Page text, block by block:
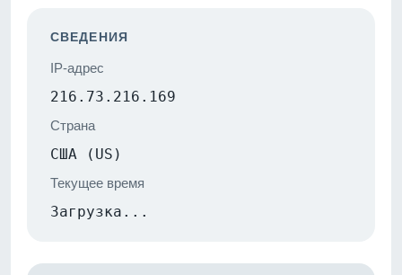
СВЕДЕНИЯ
IP-адрес
216.73.216.169
Страна
США (US)
Текущее время
Загрузка...